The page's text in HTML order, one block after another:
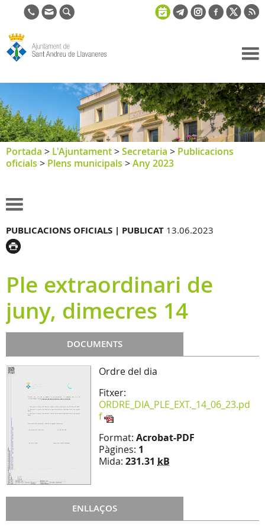
de Sant
Andreu de
Llavaneres
Portada > L'Ajuntament>Secretaria > Publicacions
oficials > Plens municipals >Any 2023
PUBLICACIONS OFICIALS | PUBLICAT 13.06.2023
Ple extraordinari de
juny, dimecres 14
DOCUMENTS
Ordre del dia
Fitxer:
ORDRE_DIA_PLE_EXT._14_06_23.pd
f
Format: Acrobat-PDF
Pàgines: 1
Mida: 231.31 kB
ENLLAÇOS